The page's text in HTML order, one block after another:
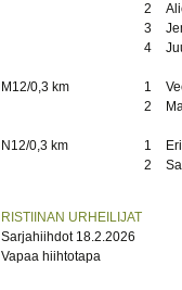
2
3
4
M12/0,3 km 1
2
N12/0,3 km 1
2
RISTIINAN URHEILIJAT
Sarjahiihdot 18.2.2026
Vapaa hiihtotapa